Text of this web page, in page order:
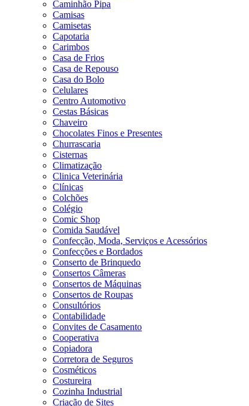
Caminhão Pipa
Camisas
Camisetas
Capotaria
Carimbos
Casa de Frios
Casa de Repouso
Casa do Bolo
Celulares
Centro Automotivo
Cestas Básicas
Chaveiro
Chocolates Finos e Presentes
Churrascaria
Cisternas
Climatização
Clinica Veterinária
Clínicas
Colchões
Colégio
Comic Shop
Comida Saudável
Confecção, Moda, Serviços e Acessórios
Confecções e Bordados
Conserto de Brinquedo
Consertos Câmeras
Consertos de Máquinas
Consertos de Roupas
Consultórios
Contabilidade
Convites de Casamento
Cooperativa
Copiadora
Corretora de Seguros
Cosméticos
Costureira
Cozinha Industrial
Criação de Sites